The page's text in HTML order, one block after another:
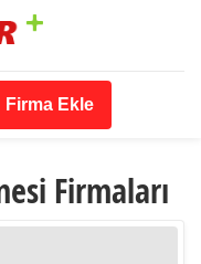
Firma Ekle
Firmaları